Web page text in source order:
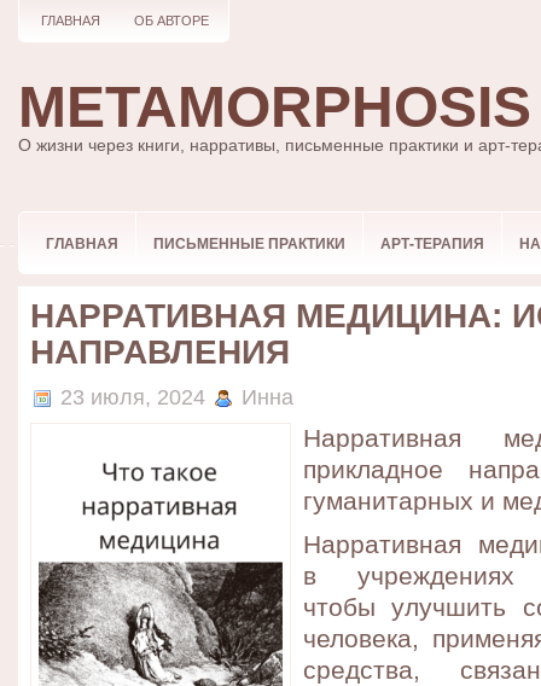
ГЛАВНАЯ ОБ АВТОРЕ
METAMORPHOSIS
О жизни через книги, нарративы, письменные практики и арт-
ГЛАВНАЯ ПИСЬМЕННЫЕ ПРАКТИКИ АРТ-ТЕРАПИЯ
НАРРАТИВНАЯ МЕДИЦИНА:
НАПРАВЛЕНИЯ
23 июля, 2024 Инна
Нарративная
прикладное
гуманитарных и
Нарративная
в учреждениях
чтобы улучшить
человека,
средства,